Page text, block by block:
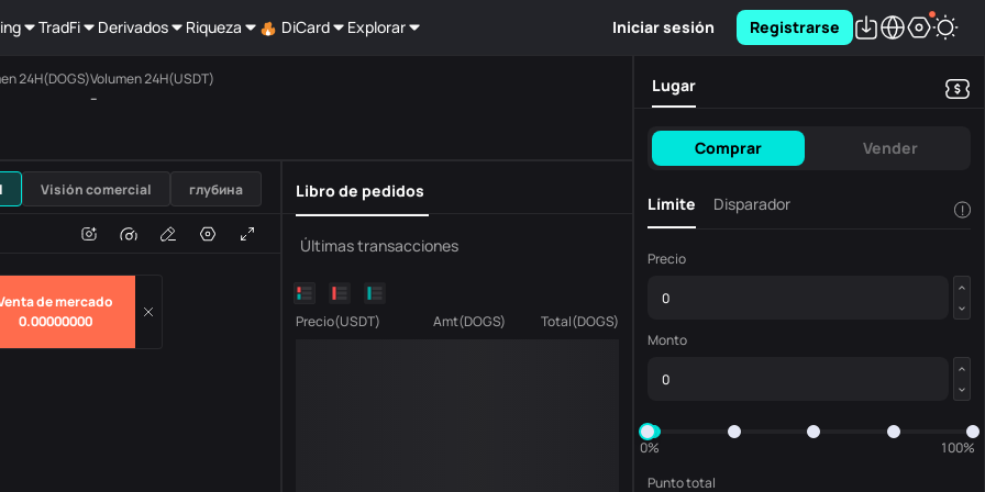
TradFi Derivados Riqueza DiCard Explorar Iniciar sesión Registrarse
de mercado
0.00000000
24H(DOGS)Volumen 24H(USDT)
--
USDT
Volumen
Visión comercial глубина Libro de pedidos
Últimas transacciones
Precio(USDT) Amt(DOGS) Total(DOGS)
Lugar
Comprar Vender
Límite Disparador !
Precio
Monto
0%
100%
Punto total